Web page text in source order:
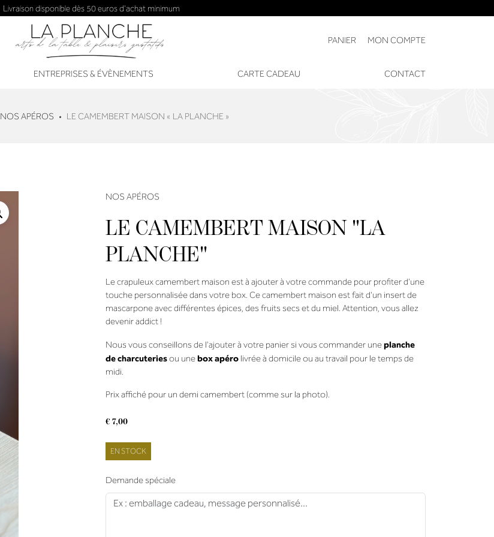
Livraison disponible dès 50 euros d'achat minimum
PANIER MON COMPTE
ENTREPRISES & ÉVÈNEMENTS CARTE CADEAU CONTACT
NOS APÉROS LE CAMEMBERT MAISON « LA PLANCHE »
NOS APÉROS
LE CAMEMBERT MAISON "LA
PLANCHE"
Le crapuleux camembert maison est à ajouter à votre commande pour profiter d'une
touche personnalisée dans votre box. Ce camembert maison est fait d'un insert de
mascarpone avec différentes épices, des fruits secs et du miel. Attention, vous allez
devenir addict !
Nous vous conseillons de l'ajouter à votre panier si vous commander uneplanche
de charcuteriesou unebox apéro livrée à domicile ou au travail pour le temps de
midi.
Prix affiché pour un demi camembert (comme sur la photo).
€7,00
EN STOCK
Demande spéciale